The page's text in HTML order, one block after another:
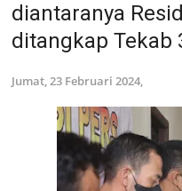
diantaranya
ditangkap Tekab
Jumat, 23 Februari 2024,